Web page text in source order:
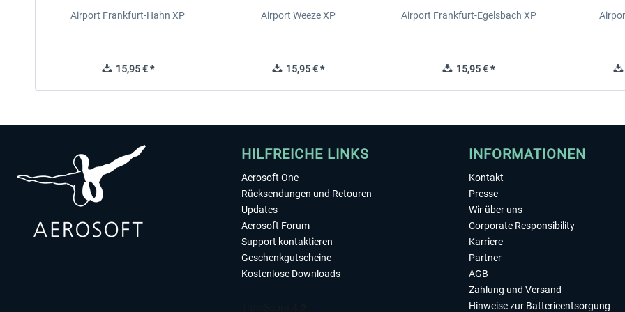
Airport Frankfurt-Hahn XP
15,95 € *
Airport Weeze XP
15,95 € *
Airport Frankfurt-Egelsbach XP
15,95 € *
HILFREICHE LINKS
Aerosoft One
Rücksendungen und Retouren
Updates
Aerosoft Forum
Support kontaktieren
Geschenkgutscheine
Kostenlose Downloads
INFORMATIONEN
Kontakt
Presse
Wir über uns
Corporate Responsibility
Karriere
Partner
AGB
Zahlung und Versand
Hinweise zur Batterieentsorgung